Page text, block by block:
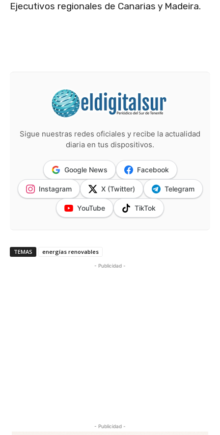
Ejecutivos regionales de Canarias y Madeira.
Sigue nuestras redes oficiales y recibe la actualidad
diaria en tus dispositivos.
Google News Facebook
Instagram X (Twitter) Telegram
YouTube TikTok
TEMAS energías renovables
- Publicidad -
- Publicidad -